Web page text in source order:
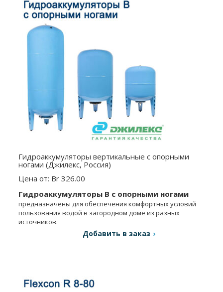
Гидроаккумуляторы вертикальные с опорными
ногами (Джилекс, Россия)
Цена от: Br 326.00
Гидроаккумуляторы В с опорными ногами
предназначены для обеспечения комфортных условий
пользования водой в загородном доме из разных
источников.
Добавить в заказ